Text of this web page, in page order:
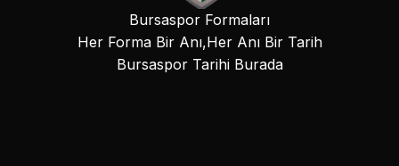
Bursaspor Formaları
Her Forma Bir Anı,Her Anı Bir Tarih
Bursaspor Tarihi Burada